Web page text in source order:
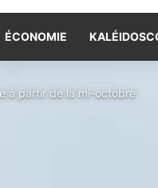
ÉCONOMIE
à partir de la mi-octobre